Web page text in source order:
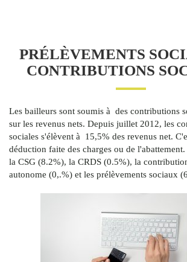
PRÉLÈVEMENTS
CONTRIBUTIONS
Les bailleurs sont soumis à des contributions
sur les revenus nets. Depuis juillet 2012, les
sociales s'élèvent à 15,5% des revenus net.
déduction faite des charges ou de
la CSG (8.2%), la CRDS (0.5%), la
autonome (0,.%) et les prélèvements sociaux